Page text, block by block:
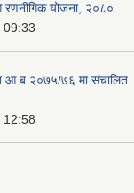
रणनीगिक योजना, २०८०
09:33
आ.ब.२०७५/७६ मा संचालित
12:58